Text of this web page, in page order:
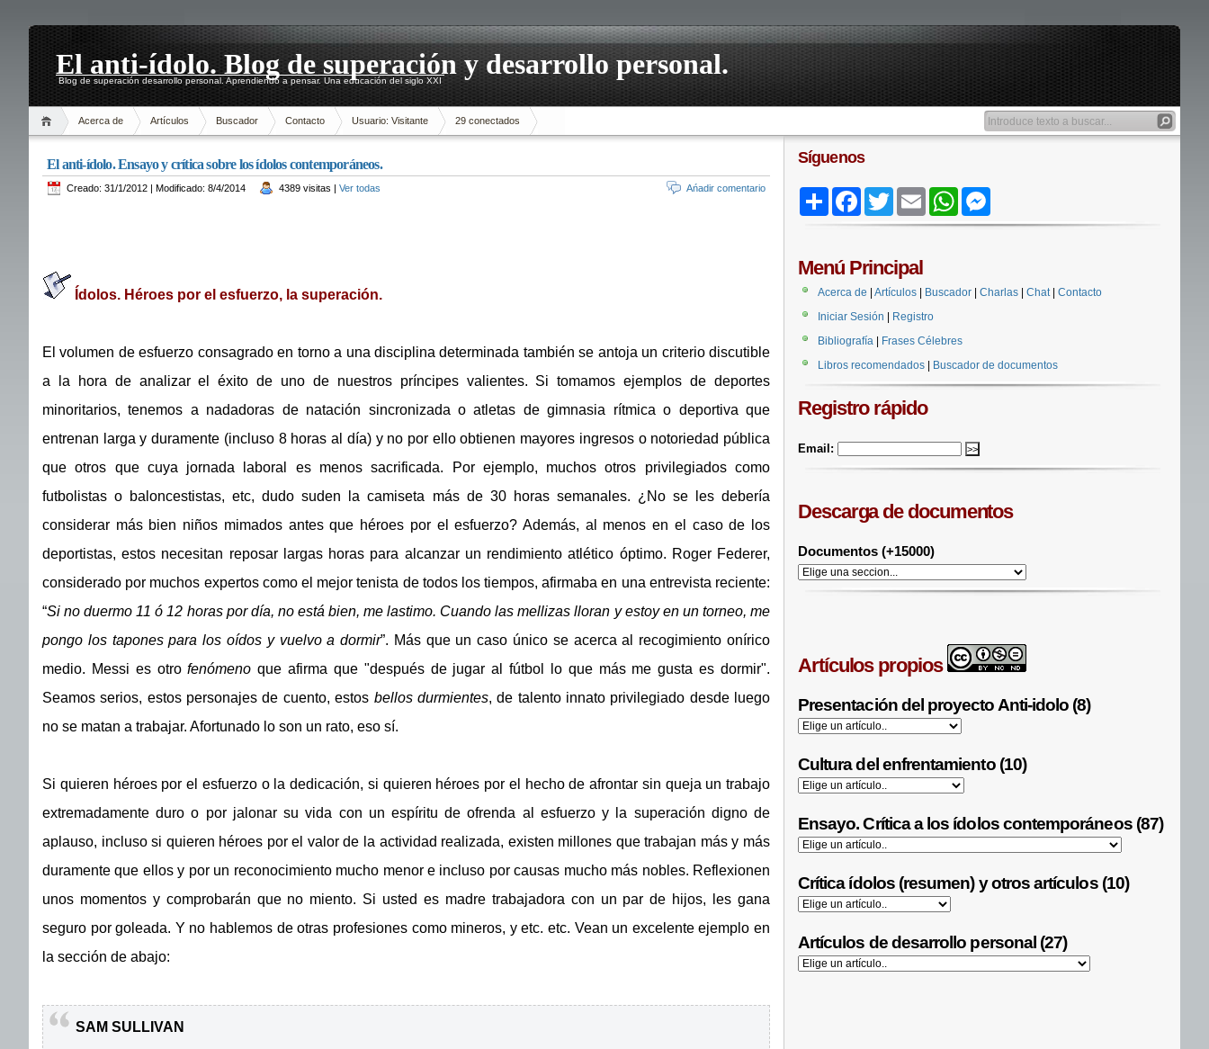
El anti-ídolo. Blog de superación y desarrollo personal.
Blog de superación desarrollo personal. Aprendiendo a pensar. Una educación del siglo XXI
Acerca de Artículos Buscador Contacto Usuario: Visitante 29 conectados
El anti-ídolo. Ensayo y crítica sobre los ídolos contemporáneos.
Creado: 31/1/2012 | Modificado: 8/4/2014 4389 visitas | Ver todas Ańadir comentario
Ídolos. Héroes por el esfuerzo, la superación.
El volumen de esfuerzo consagrado en torno a una disciplina determinada también se antoja un criterio discutible
a la hora de analizar el éxito de uno de nuestros príncipes valientes. Si tomamos ejemplos de deportes
minoritarios, tenemos a nadadoras de natación sincronizada o atletas de gimnasia rítmica o deportiva que
entrenan larga y duramente (incluso 8 horas al día) y no por ello obtienen mayores ingresos o notoriedad pública
que otros que cuya jornada laboral es menos sacrificada. Por ejemplo, muchos otros privilegiados como
futbolistas o baloncestistas, etc, dudo suden la camiseta más de 30 horas semanales. ¿No se les debería
considerar más bien niños mimados antes que héroes por el esfuerzo? Además, al menos en el caso de los
deportistas, estos necesitan reposar largas horas para alcanzar un rendimiento atlético óptimo. Roger Federer,
considerado por muchos expertos como el mejor tenista de todos los tiempos, afirmaba en una entrevista reciente:
“Si no duermo 11 ó 12 horas por día, no está bien, me lastimo. Cuando las mellizas lloran y estoy en un torneo, me
pongo los tapones para los oídos y vuelvo a dormir”. Más que un caso único se acerca al recogimiento onírico
medio. Messi es otrofenómenoque afirma que "después de jugar al fútbol lo que más me gusta es dormir".
Seamos serios, estos personajes de cuento, estos bellos durmientes, de talento innato privilegiado desde luego
no se matan a trabajar. Afortunado lo son un rato, eso sí.
Si quieren héroes por el esfuerzo o la dedicación, si quieren héroes por el hecho de afrontar sin queja un trabajo
extremadamente duro o por jalonar su vida con un espíritu de ofrenda al esfuerzo y la superación digno de
aplauso, incluso si quieren héroes por el valor de la actividad realizada, existen millones que trabajan más y más
duramente que ellos y por un reconocimiento mucho menor e incluso por causas mucho más nobles. Reflexionen
unos momentos y comprobarán que no miento. Si usted es madre trabajadora con un par de hijos, les gana
seguro por goleada. Y no hablemos de otras profesiones como mineros, y etc. etc. Vean un excelente ejemplo en
la sección de abajo:
SAM SULLIVAN
Síguenos
Share FacebookTwitter Email WhatsApp
Menú Principal
Acerca de Artículos Buscador Charlas Chat| Contacto
Iniciar Sesión
Registro
Bibliografía
Frases Célebres
Libros recomendados
Buscador de documentos
Registro rápido
Email:
Descarga de documentos
Documentos (+15000)
Artículos propios
Presentación del proyecto Anti-idolo (8)
Cultura del enfrentamiento (10)
Ensayo. Crítica a los ídolos contemporáneos (87)
Crítica ídolos (resumen) y otros artículos (10)
Artículos de desarrollo personal (27)